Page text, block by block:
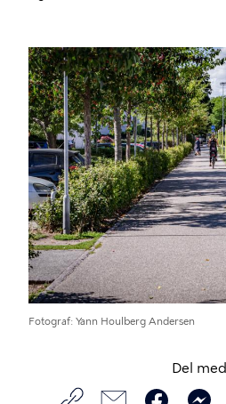
Fotograf Yann Houlberg Andersen
Del med